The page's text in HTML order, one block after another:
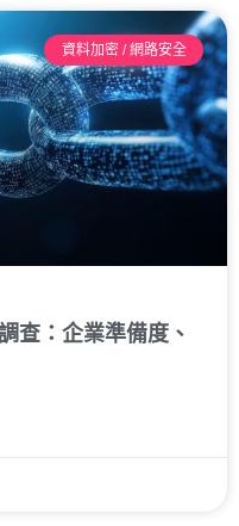
資料加密 / 網路安全
查：企業準備度、